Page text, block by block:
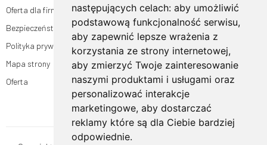
następujących celach: aby umożliwić
podstawową funkcjonalność serwisu,
aby zapewnić lepsze wrażenia z
korzystania ze strony internetowej,
aby zmierzyć Twoje zainteresowanie
naszymi produktami i usługami oraz
personalizować interakcje
marketingowe, aby dostarczać
reklamy które są dla Ciebie bardziej
odpowiednie.
Oferta dla firm
Bezpieczeństwo płatności
Polityka prywatności
Mapa strony
Oferta